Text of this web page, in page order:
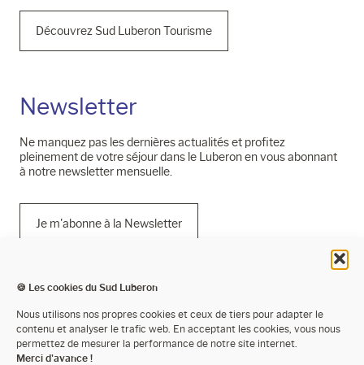
🍪 Les cookies du Sud Luberon
Nous utilisons nos propres cookies et ceux de tiers pour adapter le
contenu et analyser le trafic web. En acceptant les cookies, vous nous
permettez de mesurer la performance de notre site internet.
Merci d'avance !
Découvrez Sud Luberon Tourisme
Newsletter
Ne manquez pas les dernières actualités et profitez
pleinement de votre séjour dans le Luberon en vous abonnant
à notre newsletter mensuelle.
Je m'abonne à la Newsletter
Mentions légales
Politique de confidentialité